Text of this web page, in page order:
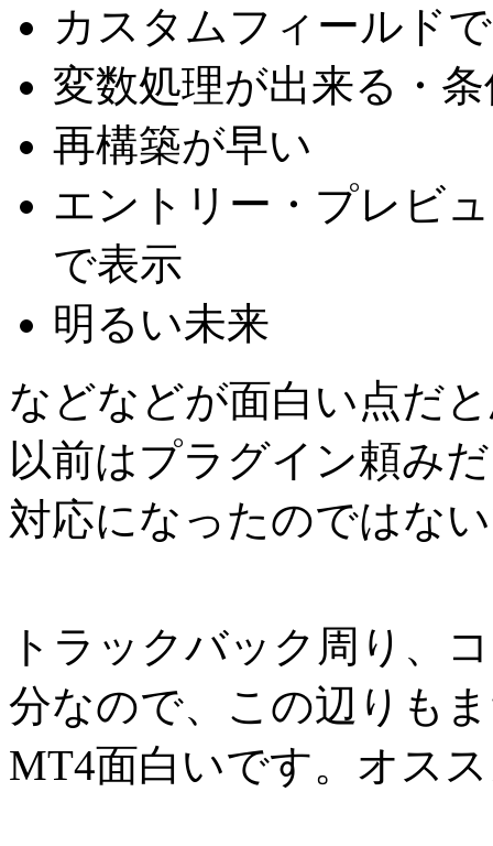
カスタムフィールド
変数処理が出来る・
再構築が早い
エントリー・プレビ
で表示
明るい未来
などなどが面白い点だ
以前はプラグイン頼み
対応になったのではな
トラックバック周り、
分なので、この辺りも
MT4面白いです。オス